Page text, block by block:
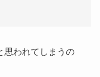
思われてしまうの